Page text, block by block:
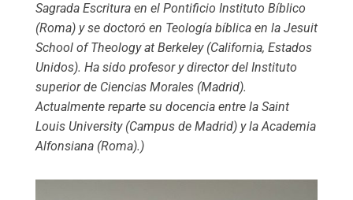
Sagrada Escritura en el Pontificio Instituto Bíblico
(Roma) y se doctoró en Teología bíblica en la Jesuit
School of Theology at Berkeley (California, Estados
Unidos). Ha sido profesor y director del Instituto
superior de Ciencias Morales (Madrid).
Actualmente reparte su docencia entre la Saint
Louis University (Campus de Madrid) y la Academia
Alfonsiana (Roma).)